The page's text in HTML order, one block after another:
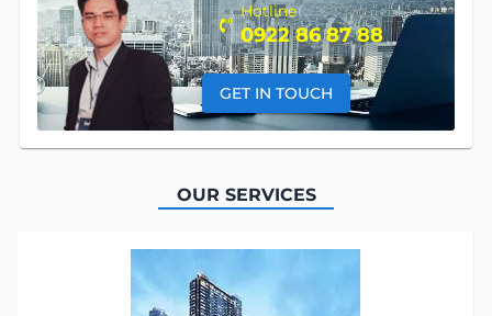
Hotline
0922 86 87 88
GET IN TOUCH
OUR SERVICES